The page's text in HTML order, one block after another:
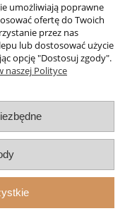
umożliwiają poprawne
ofertę do Twoich
przez nas
lub dostosować użycie
opcję "Dostosuj zgody".
naszej Polityce